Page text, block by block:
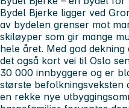
Bydel Bjerke ligger ved
av bydelen grenser mot
skiløyper som gir mange
hele året. Med god
det også kort vei til Oslo
30 000 innbyggere og er
største befolkningsveksten
en rekke nye